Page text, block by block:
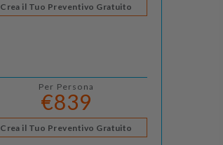
Crea il Tuo Preventivo Gratuito
Per Persona
€839
Crea il Tuo Preventivo Gratuito